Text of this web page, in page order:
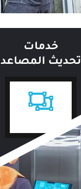
خدمات
تحديث المصاعد